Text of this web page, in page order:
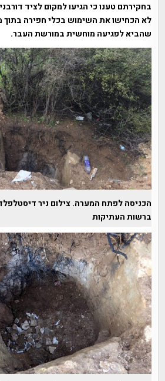
בחקירתם טענו כי הגיעו למקום לציד
לא הכחישו את השימוש בכלי חפירה
שהביא לפגיעה מוחשית במורשת העבר.
הכניסה לפתח המערה. צילום ניר
ברשות העתיקות